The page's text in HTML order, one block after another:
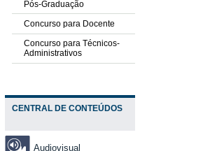
Pós-Graduação
Concurso para Docente
Concurso para Técnicos-
Administrativos
CENTRAL DE CONTEÚDOS
Audiovisual